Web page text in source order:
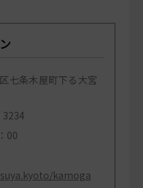
七条木屋町下る大宮
3234
00
kamoga